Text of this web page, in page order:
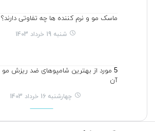
ماسک مو و نرم کننده ها چه تفاوتی دارند؟
شنبه 19 خرداد 1403
5 مورد از بهترین شامپوهای ضد ریزش
آن
چهارشنبه 16 خرداد 1403